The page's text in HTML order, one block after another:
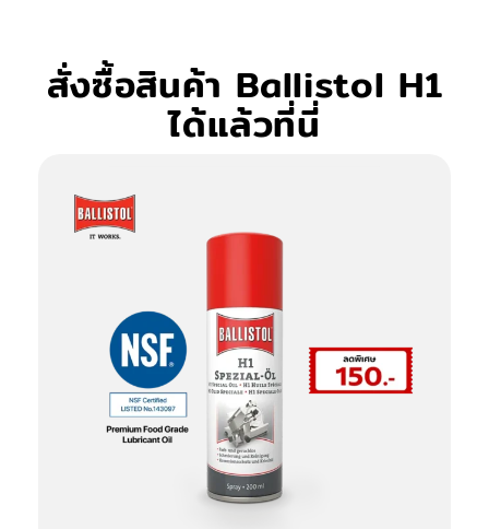
สั่งซื้อสินค้า Ballistol H1
ได้แล้วที่นี่